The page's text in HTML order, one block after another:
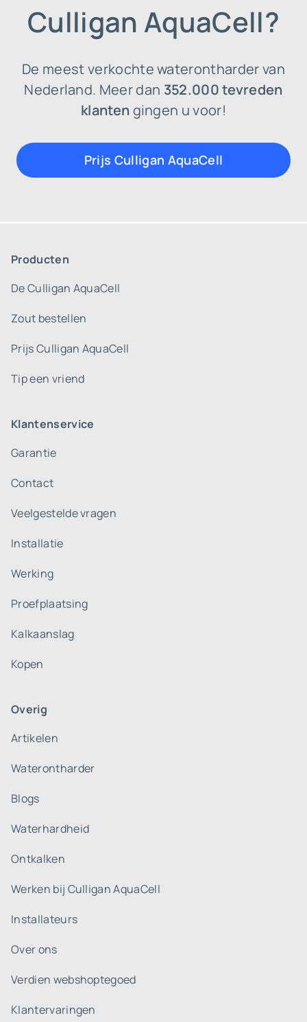
Culligan AquaCell?
De meest verkochte waterontharder van
Nederland. Meer dan 352.000 tevreden
klanten gingen u voor!
Prijs Culligan AquaCell
Producten
De Culligan AquaCell
Zout bestellen
Prijs Culligan AquaCell
Tip een vriend
Klantenservice
Garantie
Contact
Veelgestelde vragen
Installatie
Werking
Proefplaatsing
Kalkaanslag
Kopen
Overig
Artikelen
Waterontharder
Blogs
Waterhardheid
Ontkalken
Werken bij Culligan AquaCell
Installateurs
Over ons
Verdien webshoptegoed
Klantervaringen